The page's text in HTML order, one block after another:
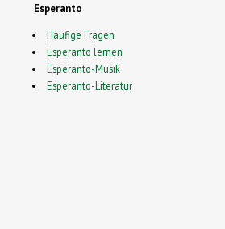
Esperanto
Häufige Fragen
Esperanto lernen
Esperanto-Musik
Esperanto-Literatur